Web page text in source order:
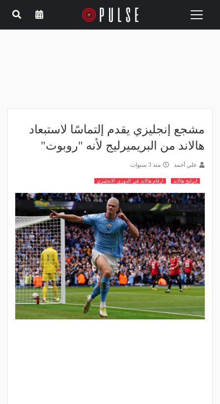
Toggle
مشجع إنجليزي يقدم إلتماسًا لاستبعاد
هالاند من البريميرليج لأنه "روبوت"
علي أحمد منذ 3 سنوات
ايرلنج هالاند ارقام هالاند في الدوري الانجليزي